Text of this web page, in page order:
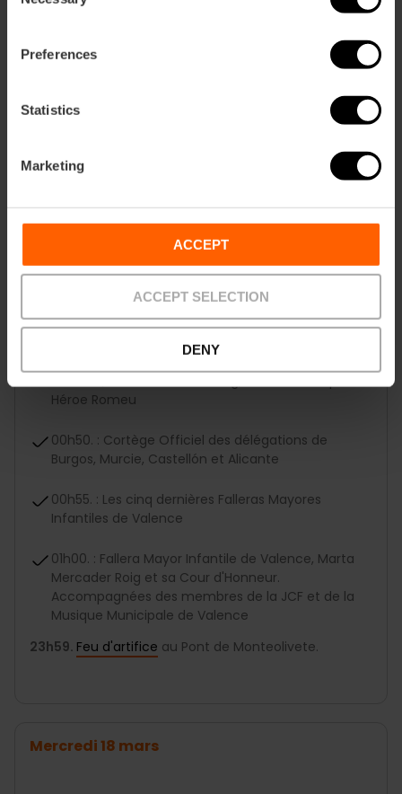
Preferences
Statistics
Marketing
ACCEPT
ACCEPT SELECTION
DENY
18h30. : Jesús
19h45. : Quart de Poblet-Xirivella
00h25. : Maisons Régionales
00h35. : Juntas Locales (Comités Locaux)
Héroe Romeu
00h50. : Cortège Officiel des délégations de
Burgos, Murcie, Castellón et Alicante
00h55. : Les cinq dernières Falleras Mayores
Infantiles de Valence
01h00. : Fallera Mayor Infantile de Valence, Marta
Mercader Roig et sa Cour d'Honneur.
Accompagnées des membres de la JCF et de la
Musique Municipale de Valence
23h59. Feu d'artifice au Pont de Monteolivete.
Mercredi 18 mars